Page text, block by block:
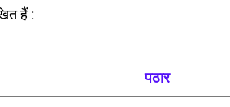
हैं :
पठार